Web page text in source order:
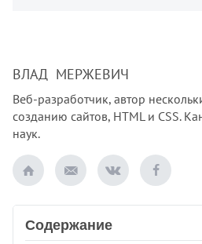
ВЛАД МЕРЖЕВИЧ
Веб-разработчик, автор
созданию сайтов, HTML и CSS.
наук.
Содержание